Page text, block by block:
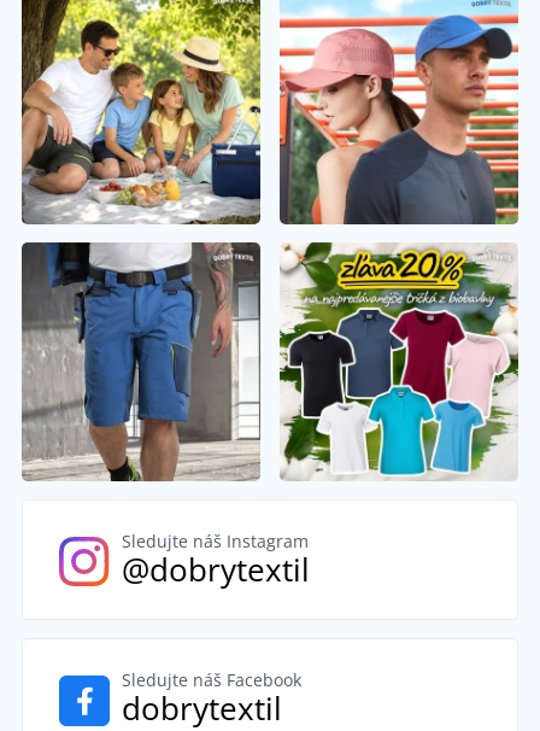
Sledujte náš Instagram
@dobrytextil
Sledujte náš Facebook
dobrytextil